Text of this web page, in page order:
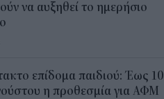
να αυξηθεί το ημερήσιο
επίδομα παιδιού: Έως 10
η προθεσμία για ΑΦΜ